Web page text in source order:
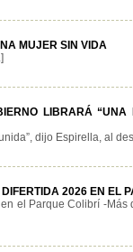
MUJER SIN VIDA
LIBRARÁ
dijo Espirella, al
2026 EN EL
el Parque Colibrí -